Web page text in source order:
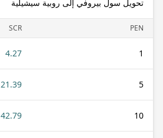
تحويل سول بيروفي إلى روبية سيشيلية
PEN
SCR
1
4.27
5
21.39
10
42.79